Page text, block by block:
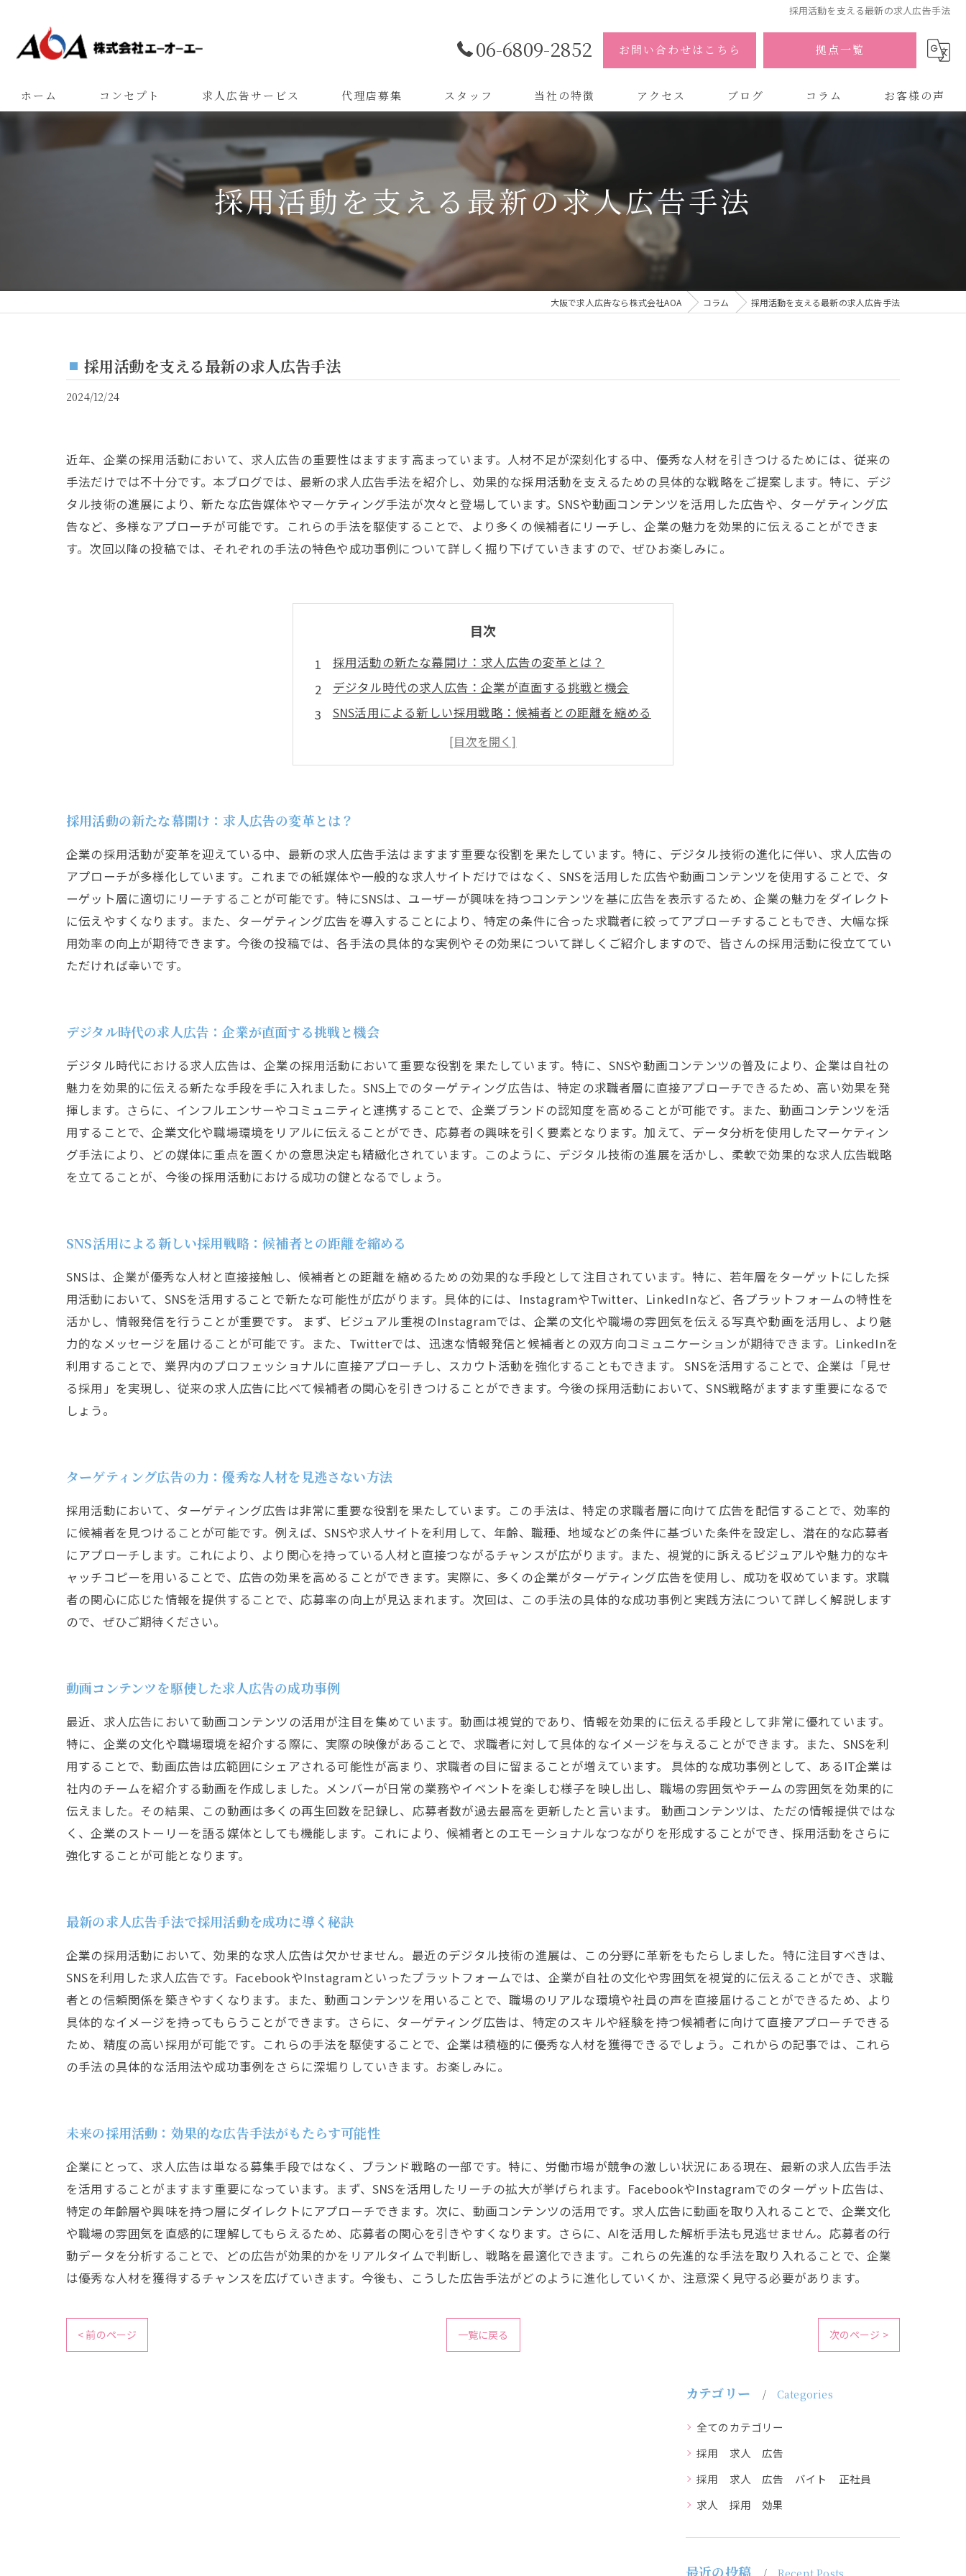
採用活動を支える最新の求人広告手法
06-6809-2852 お問い合わせはこちら 拠点一覧
ホーム コンセプト 求人広告サービス 代理店募集 スタッフ 当社の特徴
代理店
バイトル
アクセス
株式会社AOA 東京 渋谷オフィス
株式会社AOA 南森町オフィス
ブログ コラム お客様の声
採用活動を支える最新の求人広告手法
大阪で求人広告なら株式会社AOA コラム 採用活動を支える最新の求人広告手法
採用活動を支える最新の求人広告手法
2024/12/24
近年、企業の採用活動において、求人広告の重要性はますます高まっています。人材不足が深刻化する中、優秀な人材を引きつけるためには、従来の
手法だけでは不十分です。本ブログでは、最新の求人広告手法を紹介し、効果的な採用活動を支えるための具体的な戦略をご提案します。特に、デジ
タル技術の進展により、新たな広告媒体やマーケティング手法が次々と登場しています。SNSや動画コンテンツを活用した広告や、ターゲティング広
告など、多様なアプローチが可能です。これらの手法を駆使することで、より多くの候補者にリーチし、企業の魅力を効果的に伝えることができま
す。次回以降の投稿では、それぞれの手法の特色や成功事例について詳しく掘り下げていきますので、ぜひお楽しみに。
目次
採用活動の新たな幕開け：求人広告の変革とは？
デジタル時代の求人広告：企業が直面する挑戦と機会
SNS活用による新しい採用戦略：候補者との距離を縮める
ターゲティング広告の力：優秀な人材を見逃さない方法
動画コンテンツを駆使した求人広告の成功事例
未来の採用活動：効果的な広告手法がもたらす可能性
採用活動の新たな幕開け：求人広告の変革とは？
企業の採用活動が変革を迎えている中、最新の求人広告手法はますます重要な役割を果たしています。特に、デジタル技術の進化に伴い、求人広告の
アプローチが多様化しています。これまでの紙媒体や一般的な求人サイトだけではなく、SNSを活用した広告や動画コンテンツを使用することで、タ
ーゲット層に適切にリーチすることが可能です。特にSNSは、ユーザーが興味を持つコンテンツを基に広告を表示するため、企業の魅力をダイレクト
に伝えやすくなります。また、ターゲティング広告を導入することにより、特定の条件に合った求職者に絞ってアプローチすることもでき、大幅な採
用効率の向上が期待できます。今後の投稿では、各手法の具体的な実例やその効果について詳しくご紹介しますので、皆さんの採用活動に役立ててい
ただければ幸いです。
デジタル時代の求人広告：企業が直面する挑戦と機会
デジタル時代における求人広告は、企業の採用活動において重要な役割を果たしています。特に、SNSや動画コンテンツの普及により、企業は自社の
魅力を効果的に伝える新たな手段を手に入れました。SNS上でのターゲティング広告は、特定の求職者層に直接アプローチできるため、高い効果を発
揮します。さらに、インフルエンサーやコミュニティと連携することで、企業ブランドの認知度を高めることが可能です。また、動画コンテンツを活
用することで、企業文化や職場環境をリアルに伝えることができ、応募者の興味を引く要素となります。加えて、データ分析を使用したマーケティン
グ手法により、どの媒体に重点を置くかの意思決定も精緻化されています。このように、デジタル技術の進展を活かし、柔軟で効果的な求人広告戦略
を立てることが、今後の採用活動における成功の鍵となるでしょう。
SNS活用による新しい採用戦略：候補者との距離を縮める
SNSは、企業が優秀な人材と直接接触し、候補者との距離を縮めるための効果的な手段として注目されています。特に、若年層をターゲットにした採
用活動において、SNSを活用することで新たな可能性が広がります。具体的には、InstagramやTwitter、LinkedInなど、各プラットフォームの特性を
活かし、情報発信を行うことが重要です。 まず、ビジュアル重視のInstagramでは、企業の文化や職場の雰囲気を伝える写真や動画を活用し、より魅
力的なメッセージを届けることが可能です。また、Twitterでは、迅速な情報発信と候補者との双方向コミュニケーションが期待できます。LinkedInを
利用することで、業界内のプロフェッショナルに直接アプローチし、スカウト活動を強化することもできます。 SNSを活用することで、企業は「見せ
る採用」を実現し、従来の求人広告に比べて候補者の関心を引きつけることができます。今後の採用活動において、SNS戦略がますます重要になるで
しょう。
ターゲティング広告の力：優秀な人材を見逃さない方法
採用活動において、ターゲティング広告は非常に重要な役割を果たしています。この手法は、特定の求職者層に向けて広告を配信することで、効率的
に候補者を見つけることが可能です。例えば、SNSや求人サイトを利用して、年齢、職種、地域などの条件に基づいた条件を設定し、潜在的な応募者
にアプローチします。これにより、より関心を持っている人材と直接つながるチャンスが広がります。また、視覚的に訴えるビジュアルや魅力的なキ
ャッチコピーを用いることで、広告の効果を高めることができます。実際に、多くの企業がターゲティング広告を使用し、成功を収めています。求職
者の関心に応じた情報を提供することで、応募率の向上が見込まれます。次回は、この手法の具体的な成功事例と実践方法について詳しく解説します
ので、ぜひご期待ください。
動画コンテンツを駆使した求人広告の成功事例
最近、求人広告において動画コンテンツの活用が注目を集めています。動画は視覚的であり、情報を効果的に伝える手段として非常に優れています。
特に、企業の文化や職場環境を紹介する際に、実際の映像があることで、求職者に対して具体的なイメージを与えることができます。また、SNSを利
用することで、動画広告は広範囲にシェアされる可能性が高まり、求職者の目に留まることが増えています。 具体的な成功事例として、あるIT企業は
社内のチームを紹介する動画を作成しました。メンバーが日常の業務やイベントを楽しむ様子を映し出し、職場の雰囲気やチームの雰囲気を効果的に
伝えました。その結果、この動画は多くの再生回数を記録し、応募者数が過去最高を更新したと言います。 動画コンテンツは、ただの情報提供ではな
く、企業のストーリーを語る媒体としても機能します。これにより、候補者とのエモーショナルなつながりを形成することができ、採用活動をさらに
強化することが可能となります。
最新の求人広告手法で採用活動を成功に導く秘訣
企業の採用活動において、効果的な求人広告は欠かせません。最近のデジタル技術の進展は、この分野に革新をもたらしました。特に注目すべきは、
SNSを利用した求人広告です。FacebookやInstagramといったプラットフォームでは、企業が自社の文化や雰囲気を視覚的に伝えることができ、求職
者との信頼関係を築きやすくなります。また、動画コンテンツを用いることで、職場のリアルな環境や社員の声を直接届けることができるため、より
具体的なイメージを持ってもらうことができます。さらに、ターゲティング広告は、特定のスキルや経験を持つ候補者に向けて直接アプローチできる
ため、精度の高い採用が可能です。これらの手法を駆使することで、企業は積極的に優秀な人材を獲得できるでしょう。これからの記事では、これら
の手法の具体的な活用法や成功事例をさらに深堀りしていきます。お楽しみに。
未来の採用活動：効果的な広告手法がもたらす可能性
企業にとって、求人広告は単なる募集手段ではなく、ブランド戦略の一部です。特に、労働市場が競争の激しい状況にある現在、最新の求人広告手法
を活用することがますます重要になっています。まず、SNSを活用したリーチの拡大が挙げられます。FacebookやInstagramでのターゲット広告は、
特定の年齢層や興味を持つ層にダイレクトにアプローチできます。次に、動画コンテンツの活用です。求人広告に動画を取り入れることで、企業文化
や職場の雰囲気を直感的に理解してもらえるため、応募者の関心を引きやすくなります。さらに、AIを活用した解析手法も見逃せません。応募者の行
動データを分析することで、どの広告が効果的かをリアルタイムで判断し、戦略を最適化できます。これらの先進的な手法を取り入れることで、企業
は優秀な人材を獲得するチャンスを広げていきます。今後も、こうした広告手法がどのように進化していくか、注意深く見守る必要があります。
< 前のページ 一覧に戻る 次のページ >
カテゴリー Categories
全てのカテゴリー
採用 求人 広告
採用 求人 広告 バイト 正社員
求人 採用 効果
最近の投稿 Recent Posts